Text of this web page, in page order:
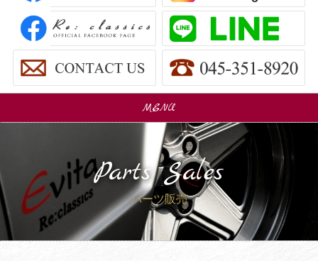
MENU
Parts Sales
パーツ販売
Trade In
買取査定
Parts Sales
パーツ販売